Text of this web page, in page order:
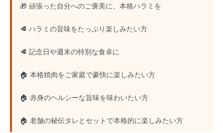
🎁 頑張った自分へのご褒美に、本格ハラミを
🥩 ハラミの旨味をたっぷり楽しみたい方
🥩 記念日や週末の特別な食卓に
🏠 本格焼肉をご家庭で豪快に楽しみたい方
🏠 赤身のヘルシーな旨味を味わいたい方
🏠 老舗の秘伝タレとセットで本格的に楽しみたい方